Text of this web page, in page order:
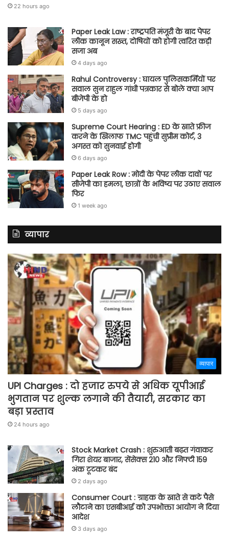
22 hours ago
Paper Leak Law : राष्ट्रपति मंजूरी के बाद पेपर
लीक कानून सख्त, दोषियों को होगी त्वरित कड़ी
सजा अब
4 days ago
Rahul Controversy : घायल पुलिसकर्मियों पर
सवाल सुन राहुल गांधी पत्रकार से बोले क्या आप
बीजेपी के हो
5 days ago
Supreme Court Hearing : ED के खाते फ्रीज
करने के खिलाफ TMC पहुंची सुप्रीम कोर्ट, 3
अगस्त को सुनवाई होगी
6 days ago
Paper Leak Row : मोदी के पेपर लीक दावों पर
सीजेपी का हमला, छात्रों के भविष्य पर उठाए सवाल
फिर
1 week ago
व्यापार
व्यापार
UPI Charges : दो हजार रुपये से अधिक यूपीआई
भुगतान पर शुल्क लगाने की तैयारी, सरकार का
बड़ा प्रस्ताव
24 hours ago
Stock Market Crash : शुरुआती बढ़त गंवाकर
गिरा शेयर बाजार, सेंसेक्स 210 और निफ्टी 159
अंक टूटकर बंद
2 days ago
Consumer Court : ग्राहक के खाते से कटे पैसे
लौटाने का एसबीआई को उपभोक्ता आयोग ने दिया
आदेश
3 days ago